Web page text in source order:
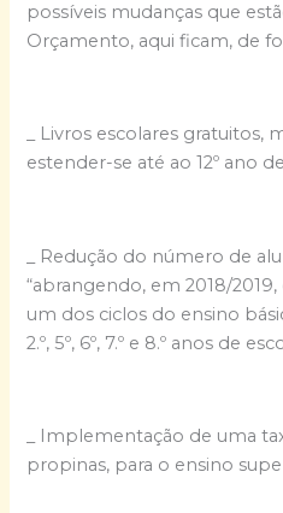
possíveis mudanças que
Orçamento, aqui ficam, de
_ Livros escolares gratuitos,
estender-se até ao 12º ano
_ Redução do número de
“abrangendo, em 2018/
um dos ciclos do ensino
2.º, 5º, 6º, 7.º e 8.º anos de
_ Implementação de uma
propinas, para o ensino